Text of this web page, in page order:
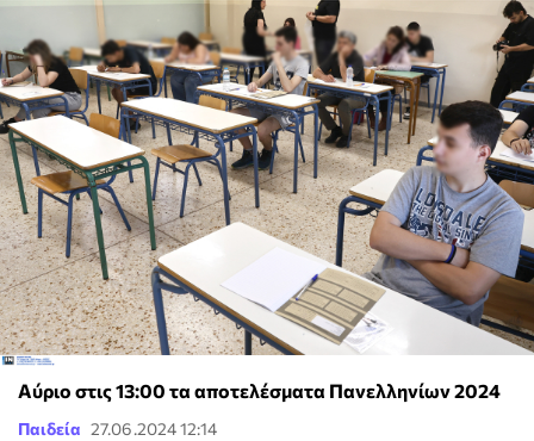
Αύριο στις 13:00 τα αποτελέσματα Πανελληνίων 2024
Παιδεία 27.06.2024 12:14